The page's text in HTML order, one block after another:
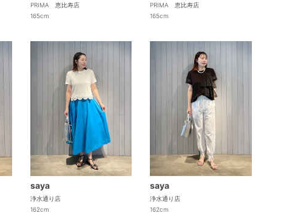
PRIMA 恵比寿店
165cm
PRIMA 恵比寿店
165cm
saya
浄水通り店
162cm
saya
浄水通り店
162cm